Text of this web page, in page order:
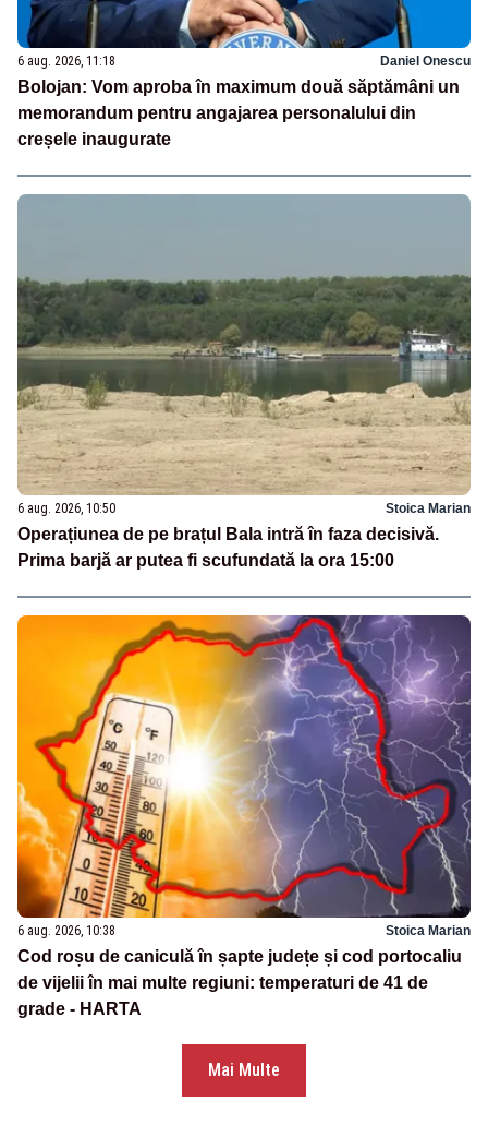
6 aug. 2026, 11:18 Daniel Onescu
Bolojan: Vom aproba în maximum două săptămâni un
memorandum pentru angajarea personalului din
creșele inaugurate
6 aug. 2026, 10:50 Stoica Marian
Operațiunea de pe brațul Bala intră în faza decisivă.
Prima barjă ar putea fi scufundată la ora 15:00
6 aug. 2026, 10:38 Stoica Marian
Cod roșu de caniculă în șapte județe și cod portocaliu
de vijelii în mai multe regiuni: temperaturi de 41 de
grade - HARTA
Mai Multe